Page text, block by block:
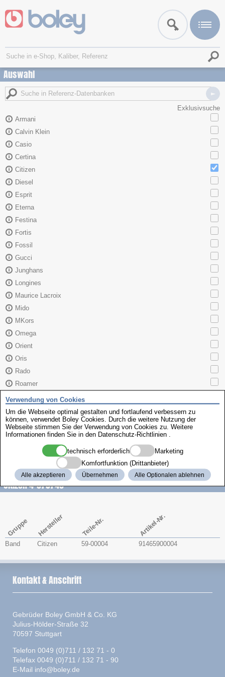
Auswahl
Exklusivsuche
Armani
Calvin Klein
Casio
Certina
Citizen
Diesel
Esprit
Eterna
Festina
Fortis
Fossil
Gucci
Junghans
Longines
Maurice Lacroix
Mido
MKors
Omega
Orient
Oris
Rado
Roamer
Sector
Seiko
Skagen
TAG Heuer
Citizen 4-075749
Gruppe Hersteller Teile-Nr. Artikel-Nr.
Band Citizen 59-00004 91465900004
Verwendung von Cookies
Um die Webseite optimal gestalten und fortlaufend verbessern zu
können, verwendet Boley Cookies. Durch die weitere Nutzung der
Webseite stimmen Sie der Verwendung von Cookies zu. Weitere
Informationen finden Sie in den Datenschutz-Richtlinien
technisch erforderlich
Marketing
Komfortfunktion (Drittanbieter)
Alle akzeptieren Übernehmen Alle Optionalen ablehnen
Kontakt & Anschrift
Gebrüder Boley GmbH & Co. KG
Julius-Hölder-Straße 32
70597 Stuttgart
Telefon 0049 (0)711 / 132 71 - 0
Telefax 0049 (0)711 / 132 71 - 90
E-Mail info@boley.de